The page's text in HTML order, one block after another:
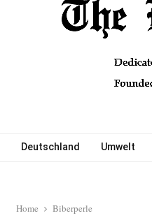
Deutschland Umwelt
Home Biberperle